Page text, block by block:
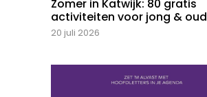
Zomer in Katwijk: 80 gratis
activiteiten voor jong & oud
20 juli 2026